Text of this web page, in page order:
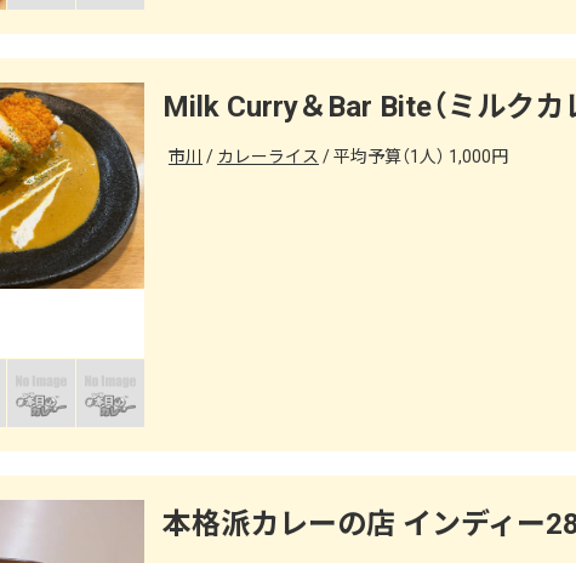
市川 カレーライス 平均予算（1人） 1,000円
本格派カレーの店 インディー